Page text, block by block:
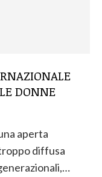
DONNE
aperta
diffusa